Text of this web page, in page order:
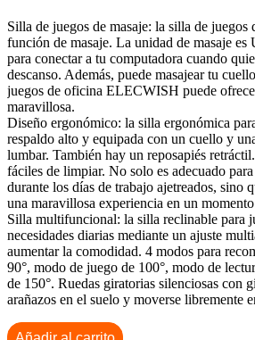
Silla de juegos de masaje: la silla de juegos
función de masaje. La unidad de masaje es
para conectar a tu computadora cuando
descanso. Además, puede masajear tu
juegos de oficina ELECWISH puede
maravillosa.
Diseño ergonómico: la silla ergonómica
respaldo alto y equipada con un cuello y
lumbar. También hay un reposapiés
fáciles de limpiar. No solo es adecuado
durante los días de trabajo ajetreados, sino
una maravillosa experiencia en un
Silla multifuncional: la silla reclinable para
necesidades diarias mediante un ajuste
aumentar la comodidad. 4 modos para
90°, modo de juego de 100°, modo de
de 150°. Ruedas giratorias silenciosas con
arañazos en el suelo y moverse libremente